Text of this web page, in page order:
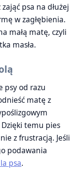
psa na dłużej
w zagłębienia.
małą matę, czyli
masła.
psy od razu
matę z
temu pies
z frustracją. Jeśli
podawania
psa.